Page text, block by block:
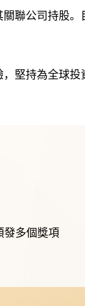
發多個獎項